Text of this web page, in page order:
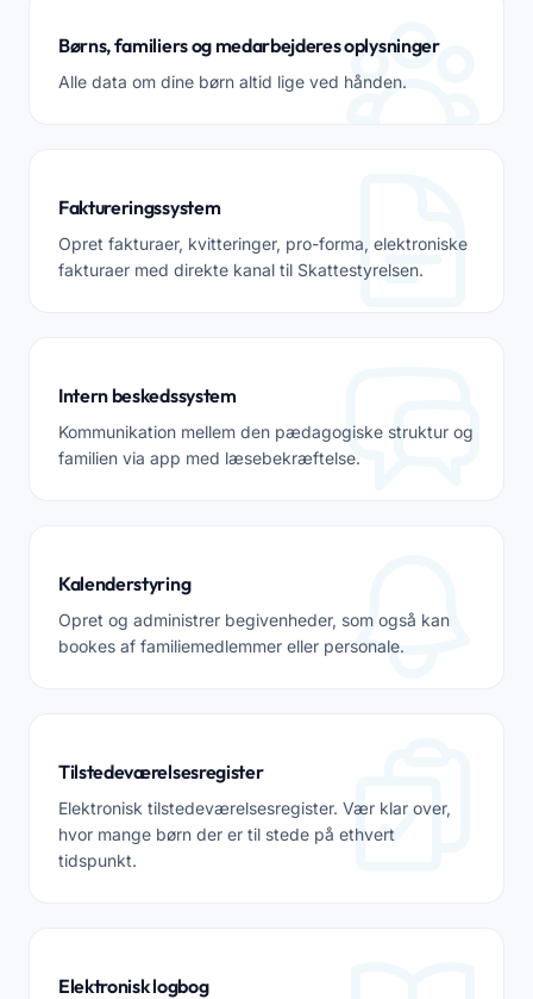
Børns, familiers og medarbejderes oplysninger
Alle data om dine børn altid lige ved hånden.
Faktureringssystem
Opret fakturaer, kvitteringer, pro-forma, elektroniske
fakturaer med direkte kanal til Skattestyrelsen.
Intern beskedssystem
Kommunikation mellem den pædagogiske struktur og
familien via app med læsebekræftelse.
Kalenderstyring
Opret og administrer begivenheder, som også kan
bookes af familiemedlemmer eller personale.
Tilstedeværelsesregister
Elektronisk tilstedeværelsesregister. Vær klar over,
hvor mange børn der er til stede på ethvert
tidspunkt.
Elektronisk logbog